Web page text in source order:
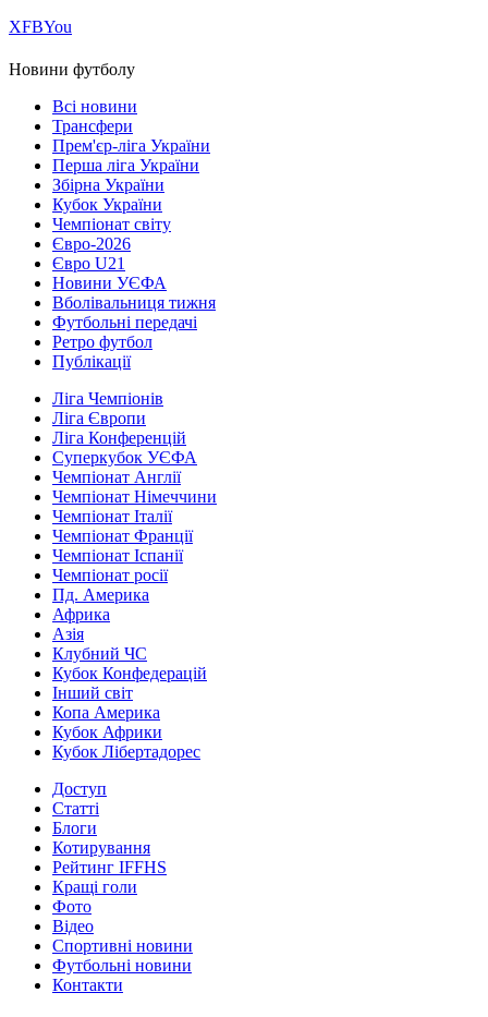
ХFBYou
Новини футболу
Всі новини
Трансфери
Прем'єр-ліга України
Перша ліга України
Збірна України
Кубок України
Чемпіонат світу
Євро-2026
Євро U21
Новини УЄФА
Вболівальниця тижня
Футбольні передачі
Ретро футбол
Публікації
Ліга Чемпіонів
Ліга Європи
Ліга Конференцій
Суперкубок УЄФА
Чемпіонат Англії
Чемпіонат Німеччини
Чемпіонат Італії
Чемпіонат Франції
Чемпіонат Іспанії
Чемпіонат росії
Пд. Америка
Африка
Азія
Клубний ЧС
Кубок Конфедерацій
Інший світ
Копа Америка
Кубок Африки
Кубок Лібертадорес
Доступ
Статті
Блоги
Котирування
Рейтинг IFFHS
Кращі голи
Фото
Відео
Спортивні новини
Футбольні новини
Контакти